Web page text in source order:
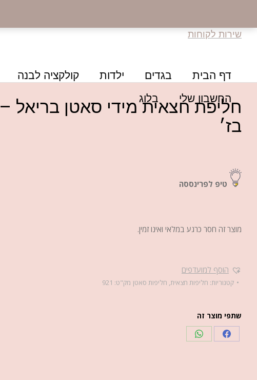
שירות לקוחות
דף הבית בגדים ילדות קולקציה לבנה
החשבון שלי
בלוג
חליפת חצאית מידי סאטן בריאל –
בז׳
טיפ לפרינססה
מוצר זה חסר כרגע במלאי ואינו זמין.
הוסף למועדפים
קטגוריות: חליפות חצאית, חליפות סאטן מק"ט: 921
שתפי מוצר זה